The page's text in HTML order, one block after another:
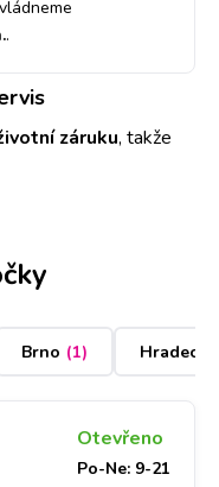
.
záruku, takže
Brno (1) Hradec
Otevřeno
Po-Ne: 9-21